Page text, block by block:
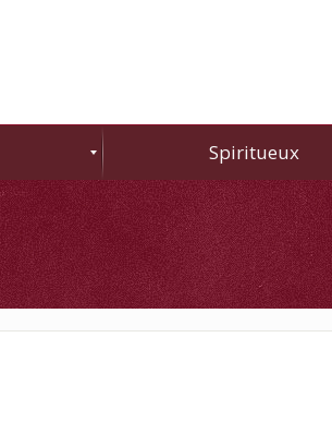
Spiritueux